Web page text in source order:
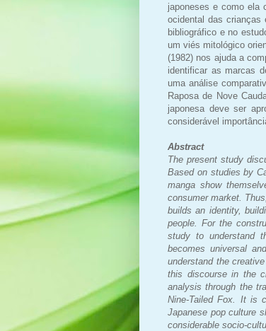
japoneses e como ela
ocidental das crianças
bibliográfico e no
um viés mitológico
(1982) nos ajuda a
identificar as marcas
uma análise
Raposa de Nove
japonesa deve ser
considerável
Abstract
The present study
Based on studies by
manga show
consumer market.
builds an identity,
people. For the
study to understand
becomes universal
understand the
this discourse in the
analysis through the
Nine-Tailed Fox. It is
Japanese pop culture
considerable socio-